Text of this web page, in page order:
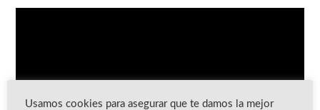
Usamos cookies para asegurar que te damos la mejor